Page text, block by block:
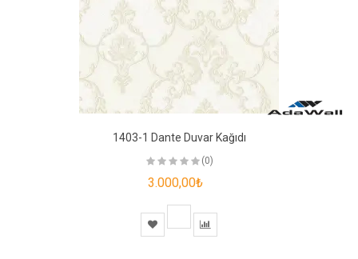
1403-1 Dante Duvar Kağıdı
(0)
3.000,00₺